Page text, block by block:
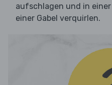
aufschlagen und in
einer Gabel verquirlen.